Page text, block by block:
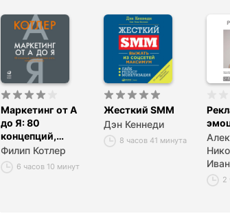
Маркетинг от А
до Я: 80
концепций,
которые должен
знать каждый
менеджер
Филип Котлер
6 часов 10 минут
Жесткий SMM
Дэн Кеннеди
8 часов 41 минута
2